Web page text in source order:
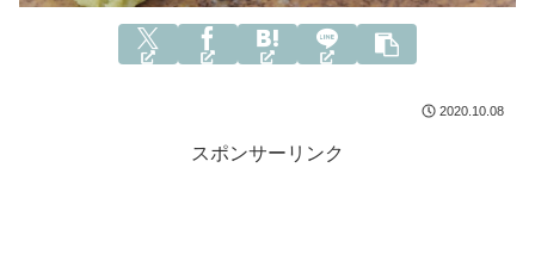
2020.10.08
スポンサーリンク